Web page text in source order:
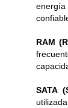
energía
RAM
SATA